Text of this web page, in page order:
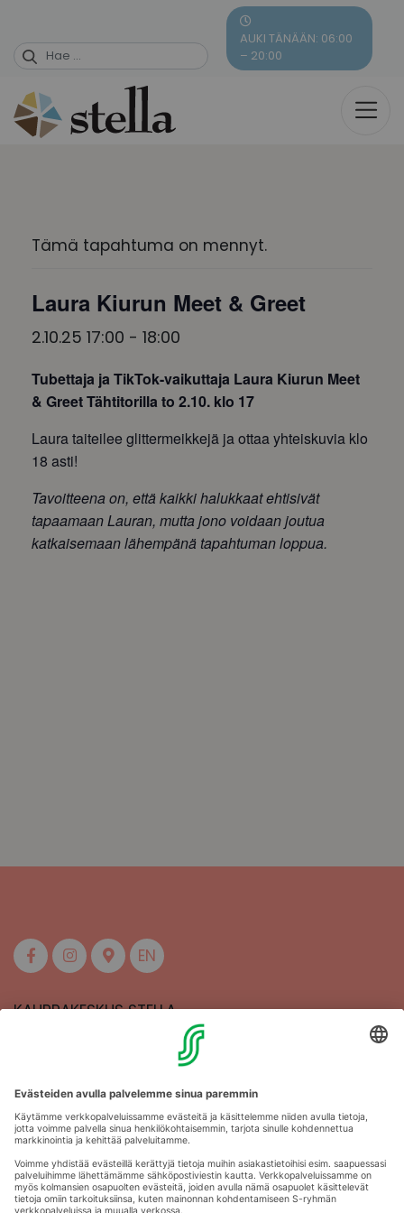
content
AUKI TÄNÄÄN: 06:00
– 20:00
Tämä tapahtuma on mennyt.
Laura Kiurun Meet & Greet
2.10.25 17:00 - 18:00
Tubettaja ja TikTok-vaikuttaja Laura Kiurun Meet
& Greet Tähtitorilla to 2.10. klo 17
Laura taiteilee glittermeikkejä ja ottaa yhteiskuvia klo
18 asti!
Tavoitteena on, että kaikki halukkaat ehtisivät
tapaamaan Lauran, mutta jono voidaan joutua
katkaisemaan lähempänä tapahtuman loppua.
EN
KAUPPAKESKUS STELLA
Aukioloajat
Anna palautetta
Kartat
Stellan esittely